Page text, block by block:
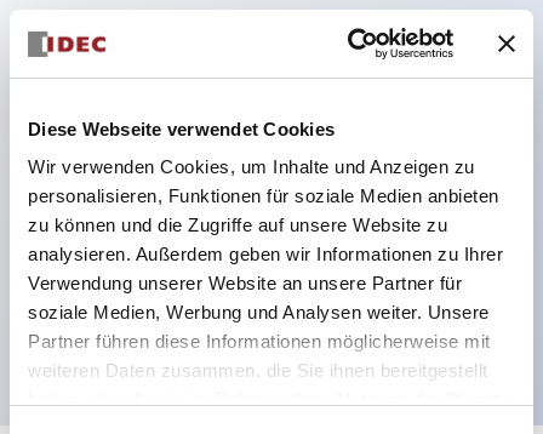
Diese Webseite verwendet Cookies
Wir verwenden Cookies, um Inhalte und Anzeigen zu
personalisieren, Funktionen für soziale Medien anbieten
zu können und die Zugriffe auf unsere Website zu
analysieren. Außerdem geben wir Informationen zu Ihrer
Verwendung unserer Website an unsere Partner für
soziale Medien, Werbung und Analysen weiter. Unsere
Partner führen diese Informationen möglicherweise mit
weiteren Daten zusammen, die Sie ihnen bereitgestellt
2-Kontakt-Block mit 2 Stufen, ermöglicht eine 4-
Kontakt-Konfiguration (Gewährleistung der
Isolierung zwischen den 2 Kontakten).
59,9 mm (※ 22-stufiger Kontaktblock).
Platzsparendes Design möglich.
Sicherheitsstruktur der 3. Generation: 2-Aktions-
Freisetzung, integrierter Schutz, IP20-
Fingerschutzstruktur